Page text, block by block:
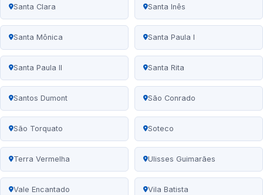
Santa Clara Santa Inês
Santa Mônica Santa Paula I
Santa Paula II Santa Rita
Santos Dumont São Conrado
São Torquato Soteco
Terra Vermelha Ulisses Guimarães
Vale Encantado Vila Batista